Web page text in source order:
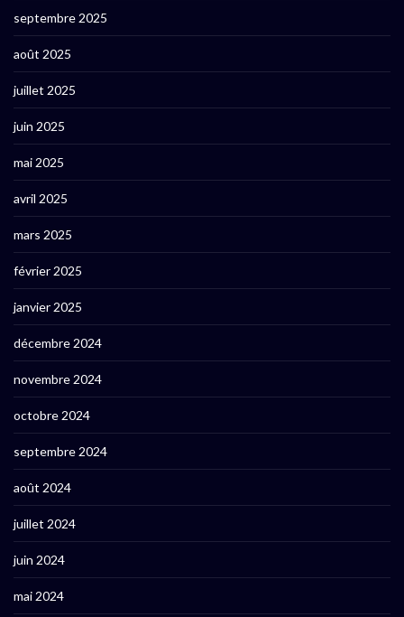
septembre 2025
août 2025
juillet 2025
juin 2025
mai 2025
avril 2025
mars 2025
février 2025
janvier 2025
décembre 2024
novembre 2024
octobre 2024
septembre 2024
août 2024
juillet 2024
juin 2024
mai 2024